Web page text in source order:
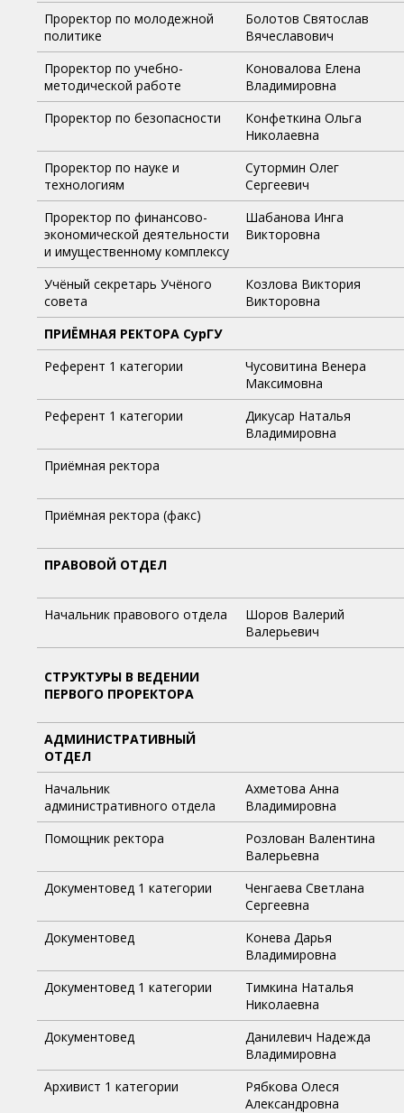
Проректор по молодежной
политике
Болотов Святослав
Вячеславович
Проректор по учебно-
методической работе
Коновалова Елена
Владимировна
Проректор по безопасности
Конфеткина Ольга
Николаевна
Проректор по науке и
технологиям
Сутормин Олег
Сергеевич
Проректор по финансово-
экономической деятельности
и имущественному комплексу
Шабанова Инга
Викторовна
Учёный секретарь Учёного
совета
Козлова Виктория
Викторовна
ПРИЁМНАЯ РЕКТОРА СурГУ
Референт 1 категории
Чусовитина Венера
Максимовна
Референт 1 категории
Дикусар Наталья
Владимировна
Приёмная ректора
Приёмная ректора (факс)
ПРАВОВОЙ ОТДЕЛ
Начальник правового отдела
Шоров Валерий
Валерьевич
СТРУКТУРЫ В ВЕДЕНИИ
ПЕРВОГО ПРОРЕКТОРА
АДМИНИСТРАТИВНЫЙ
ОТДЕЛ
Начальник
административного отдела
Ахметова Анна
Владимировна
Помощник ректора
Розлован Валентина
Валерьевна
Документовед 1 категории
Ченгаева Светлана
Сергеевна
Документовед
Конева Дарья
Владимировна
Документовед 1 категории
Тимкина Наталья
Николаевна
Документовед
Данилевич Надежда
Владимировна
Архивист 1 категории
Рябкова Олеся
Александровна